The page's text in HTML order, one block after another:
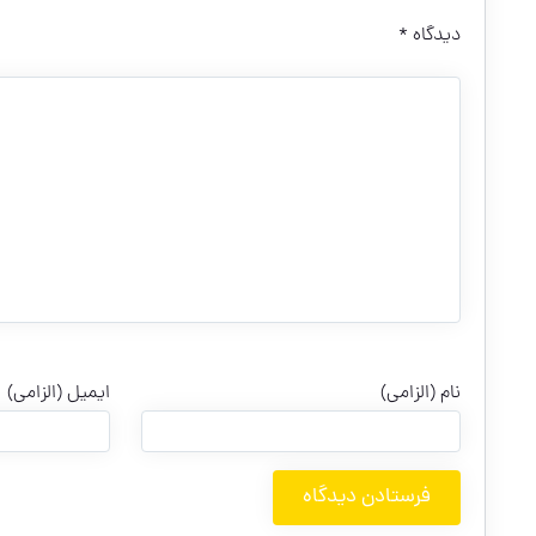
دیدگاه *
نام (الزامی) ایمیل (الزامی)